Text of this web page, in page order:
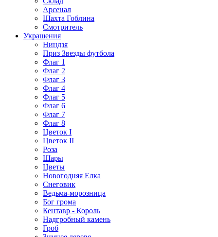
Арсенал
Шахта Гоблина
Смотритель
Украшения
Ниндзя
Приз Звезды футбола
Флаг 1
Флаг 2
Флаг 3
Флаг 4
Флаг 5
Флаг 6
Флаг 7
Флаг 8
Цветок I
Цветок II
Роза
Шары
Цветы
Новогодняя Елка
Снеговик
Ведьма-морозница
Бог грома
Кентавр - Король
Надгробный камень
Гроб